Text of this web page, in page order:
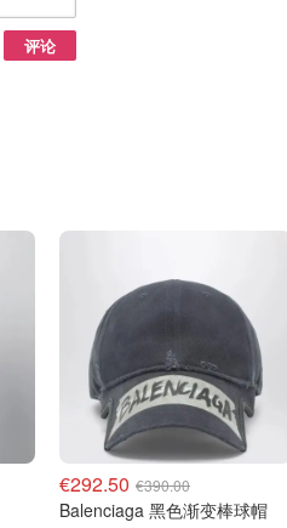
评论
€292.50 €390.00
Balenciaga 黑色渐变棒球帽